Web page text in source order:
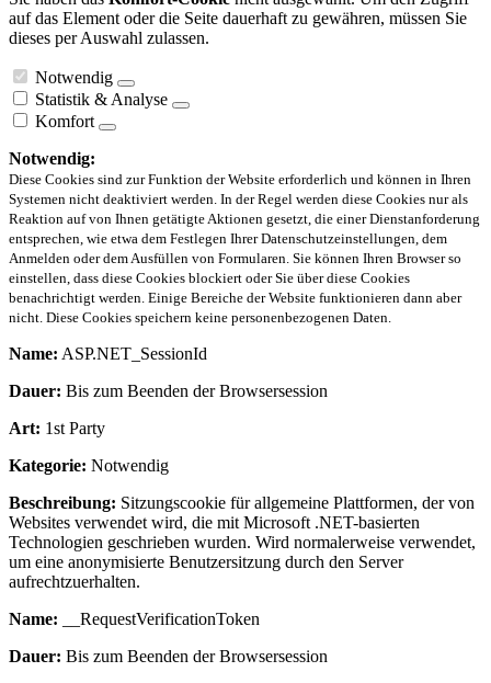
auf das Element oder die Seite dauerhaft zu gewähren, müssen Sie
dieses per Auswahl zulassen.
Notwendig
Statistik & Analyse
Komfort
Notwendig:
Diese Cookies sind zur Funktion der Website erforderlich und können in Ihren
Systemen nicht deaktiviert werden. In der Regel werden diese Cookies nur als
Reaktion auf von Ihnen getätigte Aktionen gesetzt, die einer Dienstanforderung
entsprechen, wie etwa dem Festlegen Ihrer Datenschutzeinstellungen, dem
Anmelden oder dem Ausfüllen von Formularen. Sie können Ihren Browser so
einstellen, dass diese Cookies blockiert oder Sie über diese Cookies
benachrichtigt werden. Einige Bereiche der Website funktionieren dann aber
nicht. Diese Cookies speichern keine personenbezogenen Daten.
Name: ASP.NET_SessionId
Dauer: Bis zum Beenden der Browsersession
Art: 1st Party
Kategorie: Notwendig
Beschreibung: Sitzungscookie für allgemeine Plattformen, der von
Websites verwendet wird, die mit Microsoft .NET-basierten
Technologien geschrieben wurden. Wird normalerweise verwendet,
um eine anonymisierte Benutzersitzung durch den Server
aufrechtzuerhalten.
Name: __RequestVerificationToken
Dauer: Bis zum Beenden der Browsersession